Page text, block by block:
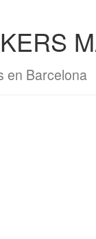
en Barcelona